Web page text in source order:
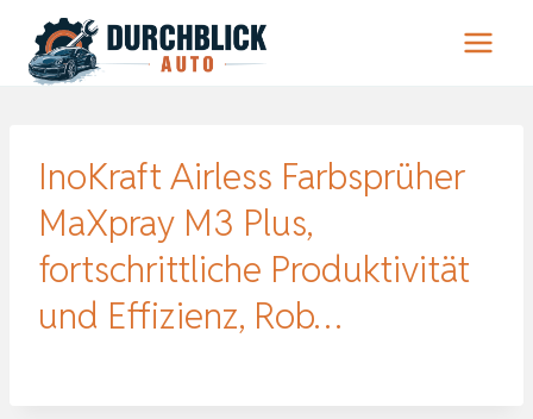
Inhalt
springen
InoKraft Airless Farbsprüher
MaXpray M3 Plus,
fortschrittliche Produktivität
und Effizienz, Rob…